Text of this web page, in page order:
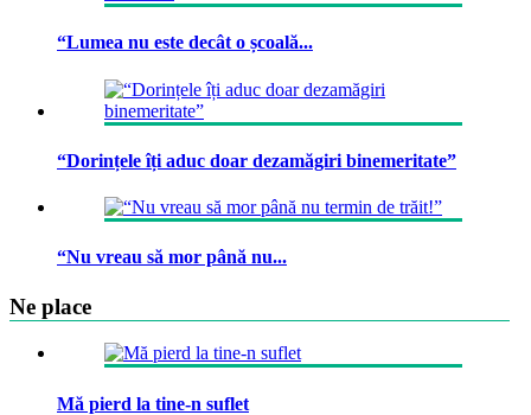
“Lumea nu este decât o școală...
“Dorințele îți aduc doar dezamăgiri binemeritate”
“Nu vreau să mor până nu...
Ne place
Mă pierd la tine-n suflet